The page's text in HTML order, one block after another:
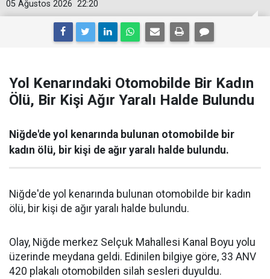
22:20
05 Ağustos 2026
Yol Kenarındaki Otomobilde Bir Kadın
Ölü, Bir Kişi Ağır Yaralı Halde Bulundu
Niğde'de yol kenarında bulunan otomobilde bir
kadın ölü, bir kişi de ağır yaralı halde bulundu.
Niğde'de yol kenarında bulunan otomobilde bir kadın
ölü, bir kişi de ağır yaralı halde bulundu.
Olay, Niğde merkez Selçuk Mahallesi Kanal Boyu yolu
üzerinde meydana geldi. Edinilen bilgiye göre, 33 ANV
420 plakalı otomobilden silah sesleri duyuldu.